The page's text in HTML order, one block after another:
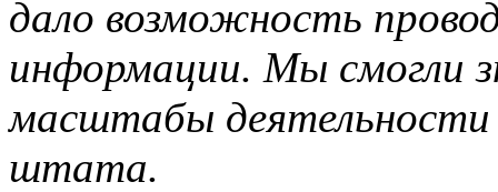
дало возможность
информации. Мы смогли
масштабы деятельности
штата.